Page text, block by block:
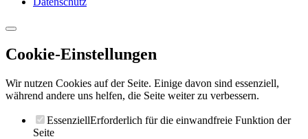
Cookie-Einstellungen
Wir nutzen Cookies auf der Seite. Einige davon sind essenziell,
während andere uns helfen, die Seite weiter zu verbessern.
EssenziellErforderlich für die einwandfreie Funktion der
Seite